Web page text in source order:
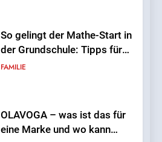
So gelingt der Mathe-Start in
der Grundschule: Tipps für
Eltern von Erstklässlern
FAMILIE
OLAVOGA – was ist das für
eine Marke und wo kann